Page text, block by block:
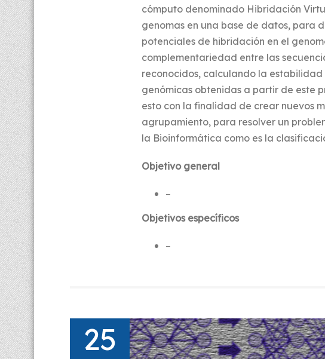
cómputo denominado Hibridación
genomas en una base de datos, para
potenciales de hibridación en el
complementariedad entre las
reconocidos, calculando la
genómicas obtenidas a partir de este
esto con la finalidad de crear nuevos
agrupamiento, para resolver un
la Bioinformática como es la
Objetivo general
–
Objetivos específicos
–
25